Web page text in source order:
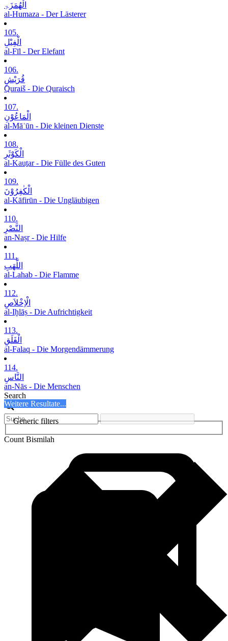
الْھُمَزَۃِ
al-Humaza - Der Lästerer
105.
الْفِیْلِ
al-Fīl - Der Elefant
106.
قُرَیْشٍ
Quraiš - Die Quraisch
107.
الْمَاعُوْنِ
al-Māʿūn - Die kleinen Dienste
108.
الْکَوْثَرِ
al-Kauṯar - Die Fülle des Guten
109.
الْکٰفِرُوْنَ
al-Kāfirūn - Die Ungläubigen
110.
النَّصْرِ
an-Naṣr - Die Hilfe
111.
اللَّھَبِ
al-Lahab - Die Flamme
112.
الْاِخْلاَصِ
al-Iḫlāṣ - Die Aufrichtigkeit
113.
الْفَلَقِ
al-Falaq - Die Morgendämmerung
114.
النَّاسِ
an-Nās - Die Menschen
Search
Weitere Resultate...
Generic filters
Count Bismilah